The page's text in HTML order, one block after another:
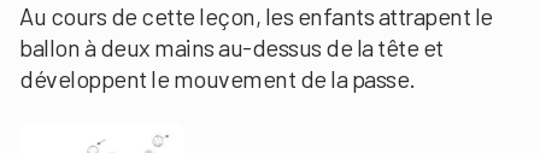
Au cours de cette leçon, les enfants attrapent le
ballon à deux mains au-dessus de la tête et
développent le mouvement de la passe.